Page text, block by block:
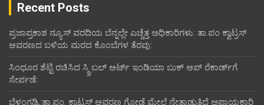
Recent Posts
ಪ್ರಜಾಪ್ರಕಾಶ ನ್ಯೂಸ್ ವರದಿಯ ಬೆನ್ನಲ್ಲೇ ಎಚ್ಚೆತ್ತ ಅಧಿಕಾರಿಗಳು: ತಾ.ಪಂ ಕ್ವಾಟ್ರಸ್
ಆವರಣದ ಬಳಿಯ ಮರದ ಕೊಂಬೆಗಳ ತೆರವು:
ಸಿಂಧೂರ ಶೆಟ್ಟಿ ರಚಿಸಿದ ಸ್ಕ್ರಿಬಲ್ ಆರ್ಟ್ ಇಂಡಿಯಾ ಬುಕ್ ಆಪ್ ರೆಕಾರ್ಡ್‌ಗೆ
ಸೇರ್ಪಡೆ:
ಬೆಳ್ತಂಗಡಿ,:ತಾ.ಪಂ‌. ಕ್ವಾಟ್ರಸ್ ಆವರಣ ಗೋಡೆ ಮೇಲೆ ನೇತಾಡುತಿದೆ ಅಪಾಯಕಾರಿ